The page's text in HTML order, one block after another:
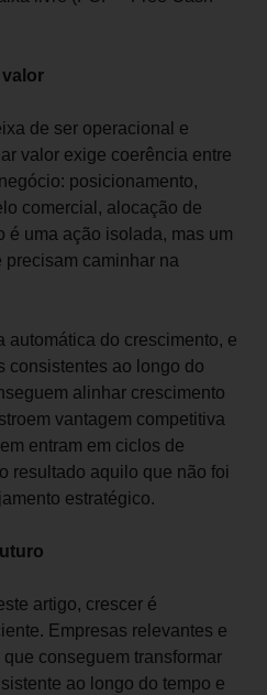
valor
de ser operacional e
valor exige coerência entre
posicionamento,
comercial, alocação de
é uma ação isolada, mas um
caminhar na
automática do crescimento, e
consistentes ao longo do
alinhar crescimento
vantagem competitiva
entram em ciclos de
resultado aquilo que não foi
estratégico.
artigo, crescer é
Empresas relevantes e
conseguem transformar
ao longo do tempo e